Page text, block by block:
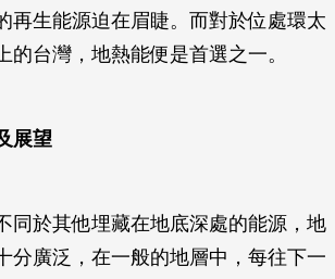
再生能源迫在眉睫。而對於位處環太
的台灣，地熱能便是首選之一。
展望
同於其他埋藏在地底深處的能源，地
分廣泛，在一般的地層中，每往下一